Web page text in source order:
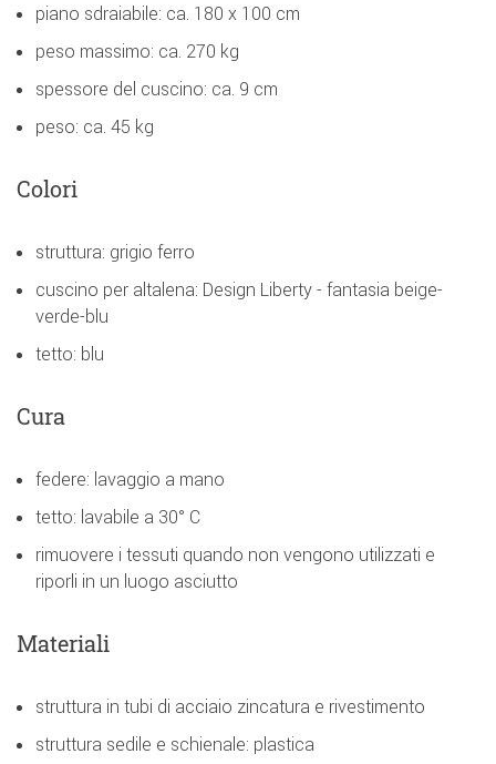
piano sdraiabile: ca. 180 x 100 cm
peso massimo: ca. 270 kg
spessore del cuscino: ca. 9 cm
peso: ca. 45 kg
Colori
struttura: grigio ferro
cuscino per altalena: Design Liberty - fantasia beige-
verde-blu
tetto: blu
Cura
federe: lavaggio a mano
tetto: lavabile a 30° C
rimuovere i tessuti quando non vengono utilizzati e
riporli in un luogo asciutto
Materiali
struttura in tubi di acciaio zincatura e rivestimento
struttura sedile e schienale: plastica